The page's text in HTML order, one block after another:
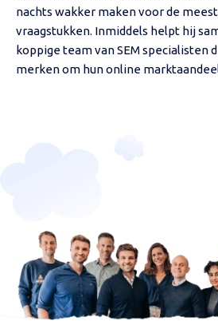
nachts wakker maken voor de meest
vraagstukken. Inmiddels helpt hij
koppige team van SEM specialisten
merken om hun online